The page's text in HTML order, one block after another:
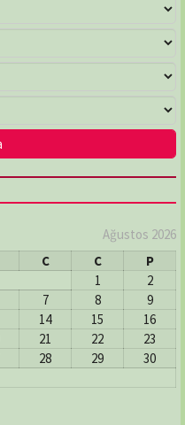
Ağustos 2026
C C
P
1
2
7 8
9
14 15
16
21 22
23
28 29
30